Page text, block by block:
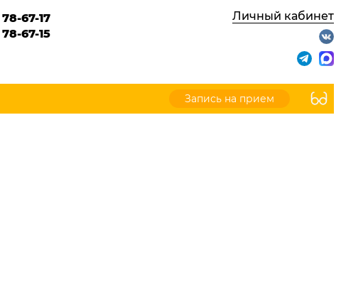
78-67-17
78-67-15
Личный кабинет
Запись на прием